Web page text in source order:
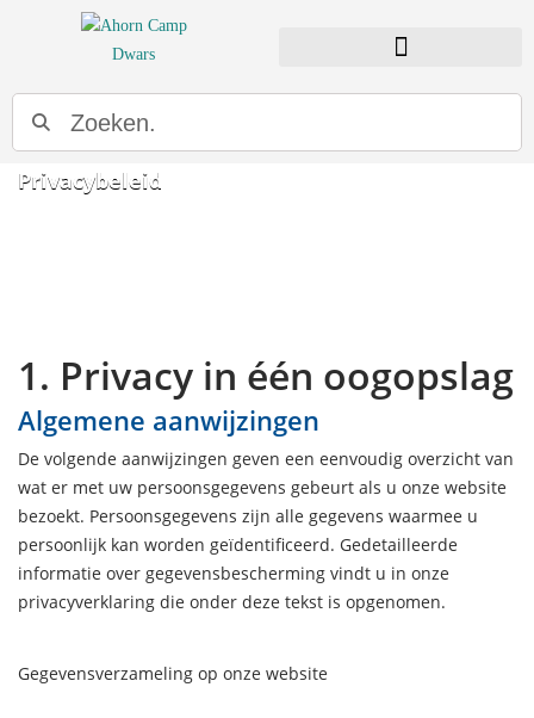
Privacybeleid
1. Privacy in één oogopslag
Algemene aanwijzingen
De volgende aanwijzingen geven een eenvoudig overzicht van
wat er met uw persoonsgegevens gebeurt als u onze website
bezoekt. Persoonsgegevens zijn alle gegevens waarmee u
persoonlijk kan worden geïdentificeerd. Gedetailleerde
informatie over gegevensbescherming vindt u in onze
privacyverklaring die onder deze tekst is opgenomen.
Gegevensverzameling op onze website